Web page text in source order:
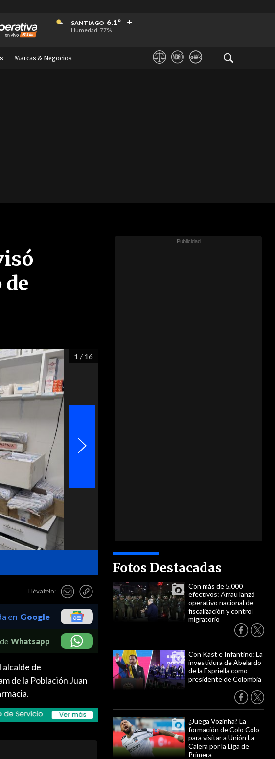
SANTIAGO 6.1°
Humedad 77%
+
+
+
Marcas & Negocios
1 / 16
Llévatelo:
Fotos Destacadas
Con más de 5.000
efectivos: Arrau lanzó
operativo nacional de
fiscalización y control
migratorio
Con Kast e Infantino: La
investidura de Abelardo
de la Espriella como
presidente de Colombia
¿Juega Vozinha? La
formación de Colo Colo
para visitar a Unión La
Calera por la Liga de
Primera
en Google
Whatsapp
de
de la Población Juan